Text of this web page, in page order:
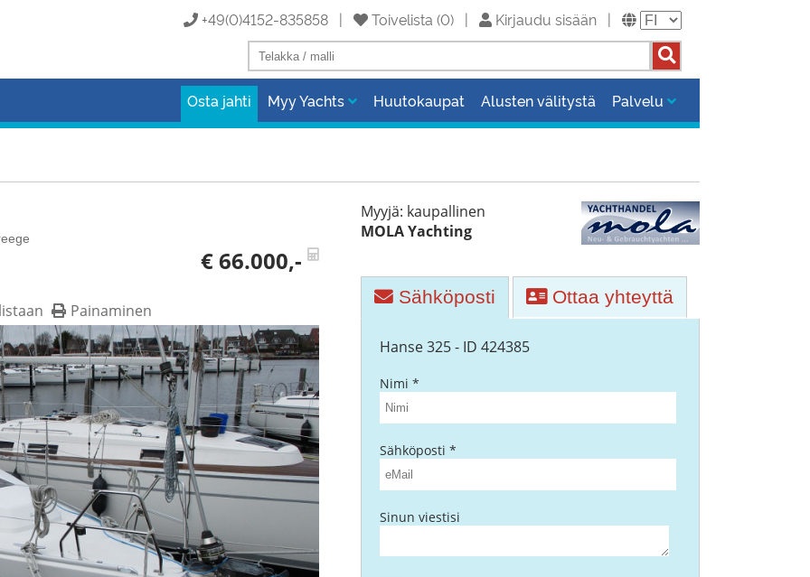
+49(0)4152-835858 | Toivelista (0) | Kirjaudu sisään |
Osta jahti Myy Yachts Huutokaupat Alusten välitystä Palvelu
€ 66.000,-
Painaminen
Myyjä: kaupallinen
MOLA Yachting
Sähköposti Ottaa yhteyttä
Hanse 325 - ID 424385
Nimi *
Sähköposti *
Sinun viestisi